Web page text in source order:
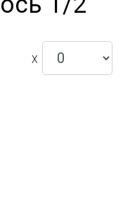
X